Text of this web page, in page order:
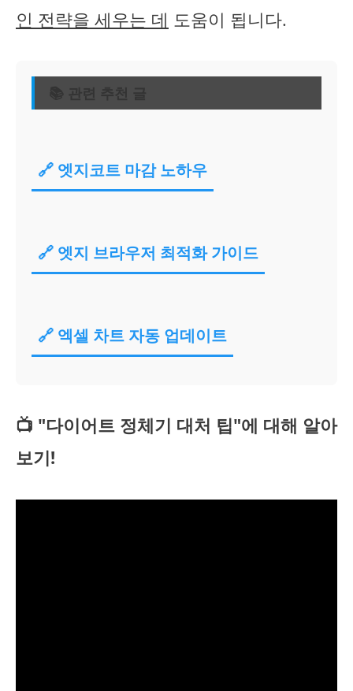
인 전략을 세우는 데 도움이 됩니다.
📚 관련 추천 글
🔗 엣지코트 마감 노하우
🔗 엣지 브라우저 최적화 가이드
🔗 엑셀 차트 자동 업데이트
📺 "다이어트 정체기 대처 팁"에 대해 알아
보기!